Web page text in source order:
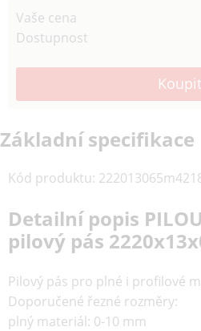
Vaše cena
Dostupnost
Základní specifikace
Kód produktu:
Detailní popis
pilový pás
Pilový pás pro plné i profilové
Doporučené řezné rozměry:
plný materiál: 0-10 mm